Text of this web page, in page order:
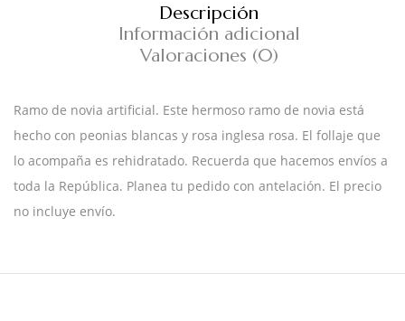
Descripción
Información adicional
Valoraciones (0)
Ramo de novia artificial. Este hermoso ramo de novia está
hecho con peonias blancas y rosa inglesa rosa. El follaje que
lo acompaña es rehidratado. Recuerda que hacemos envíos a
toda la República. Planea tu pedido con antelación. El precio
no incluye envío.